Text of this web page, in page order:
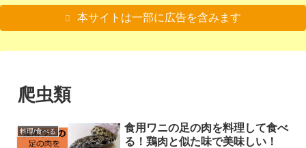
本サイトは一部に広告を含みます
爬虫類
料理/食べる
食用ワニの足の肉を料理して食べ
る！鶏肉と似た味で美味しい！